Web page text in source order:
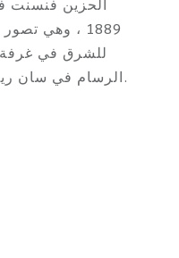
الحزين فنسنت
1889 ، وهي
للشرق في غرفة
الرسام في سان ريمي دي بروفانس في فرنسا.